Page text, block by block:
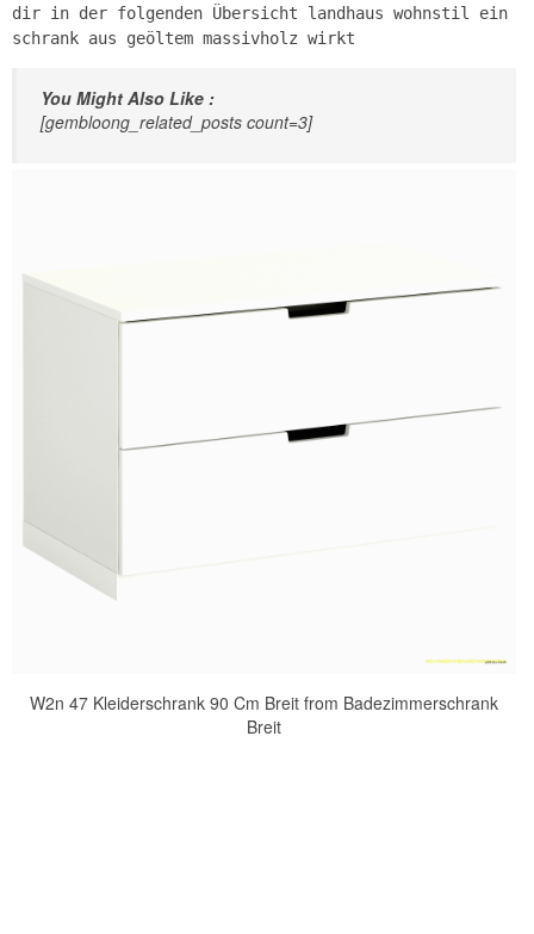
dir in der folgenden Übersicht landhaus wohnstil ein
schrank aus geöltem massivholz wirkt
You Might Also Like :
[gembloong_related_posts count=3]
W2n 47 Kleiderschrank 90 Cm Breit from Badezimmerschrank
Breit